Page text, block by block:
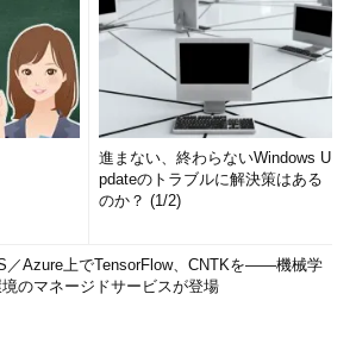
進まない、終わらないWindows U
pdateのトラブルに解決策はある
のか？ (1/2)
／Azure上でTensorFlow、CNTKを――機械学
のマネージドサービスが登場